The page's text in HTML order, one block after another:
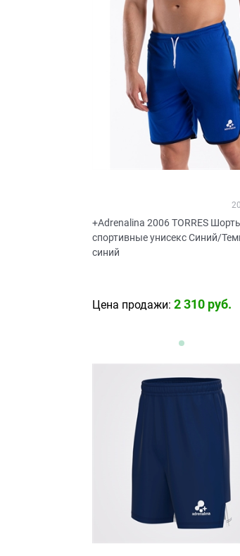
+Adrenalina 2006 TORRES
спортивные унисекс Синий/
синий
Цена продажи: 2 310 руб.